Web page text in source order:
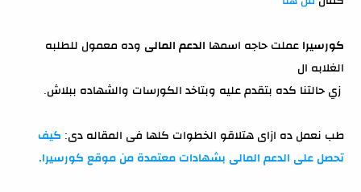
كورسيرا عملت حاجه اسمها الدعم المالى وده معمول للطلبه
الغلابه ال
زي حالتنا كده بتقدم عليه وبتاخد الكورسات والشهاده ببلاش.
طب نعمل ده ازاى هتلاقو الخطوات كلها فى المقاله دى: كيف
تحصل على الدعم المالى بشهادات معتمدة من موقع كورسيرا.